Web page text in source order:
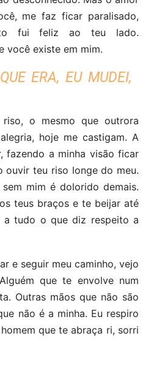
me faz ficar paralisado,
fui feliz ao teu lado.
você existe em mim.
ERA, EU MUDEI,
o mesmo que outrora
hoje me castigam. A
fazendo a minha visão ficar
ouvir teu riso longe do meu.
mim é dolorido demais.
teus braços e te beijar até
a tudo o que diz respeito a
e seguir meu caminho, vejo
que te envolve num
Outras mãos que não são
não é a minha. Eu respiro
que te abraça ri, sorri